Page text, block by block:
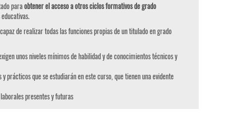
paraobtener el acceso a otros ciclos formativos de grado
de realizar todas las funciones propias de un titulado en grado
unos niveles mínimos de habilidad y de conocimientos técnicos y
que se estudiarán en este curso, que tienen una evidente
presentes y futuras